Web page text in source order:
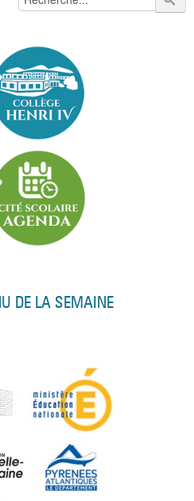
DE LA SEMAINE